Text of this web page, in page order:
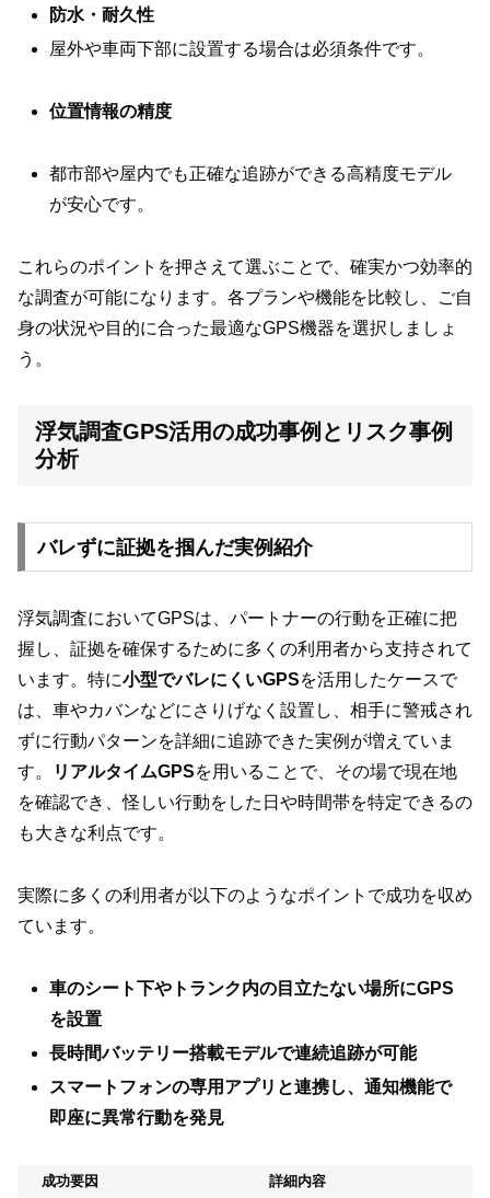
防水・耐久性
屋外や車両下部に設置する場合は必須条件です。
位置情報の精度
都市部や屋内でも正確な追跡ができる高精度モデル
が安心です。
これらのポイントを押さえて選ぶことで、確実かつ効率的
な調査が可能になります。各プランや機能を比較し、ご自
身の状況や目的に合った最適なGPS機器を選択しましょ
う。
浮気調査GPS活用の成功事例とリスク事例
分析
バレずに証拠を掴んだ実例紹介
浮気調査においてGPSは、パートナーの行動を正確に把
握し、証拠を確保するために多くの利用者から支持されて
います。特に小型でバレにくいGPSを活用したケースで
は、車やカバンなどにさりげなく設置し、相手に警戒され
ずに行動パターンを詳細に追跡できた実例が増えていま
す。
リアルタイムGPSを用いることで、その場で現在地
を確認でき、怪しい行動をした日や時間帯を特定できるの
も大きな利点です。
実際に多くの利用者が以下のようなポイントで成功を収め
ています。
車のシート下やトランク内の目立たない場所にGPS
を設置
長時間バッテリー搭載モデルで連続追跡が可能
スマートフォンの専用アプリと連携し、通知機能で
即座に異常行動を発見
成功要因 詳細内容